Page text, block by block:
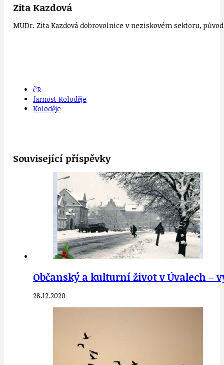
Zita Kazdová
MUDr. Zita Kazdová dobrovolnice v neziskovém sektoru,
ČR
farnost Koloděje
Koloděje
Související příspěvky
Občanský a kulturní život v Úvalech –
28.12.2020